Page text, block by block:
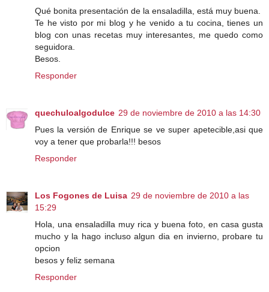
Qué bonita presentación de la ensaladilla, está muy buena.
Te he visto por mi blog y he venido a tu cocina, tienes un
blog con unas recetas muy interesantes, me quedo como
seguidora.
Besos.
Responder
quechuloalgodulce 29 de noviembre de 2010 a las 14:30
Pues la versión de Enrique se ve super apetecible,asi que
voy a tener que probarla!!! besos
Responder
Los Fogones de Luisa 29 de noviembre de 2010 a las
15:29
Hola, una ensaladilla muy rica y buena foto, en casa gusta
mucho y la hago incluso algun dia en invierno, probare tu
opcion
besos y feliz semana
Responder